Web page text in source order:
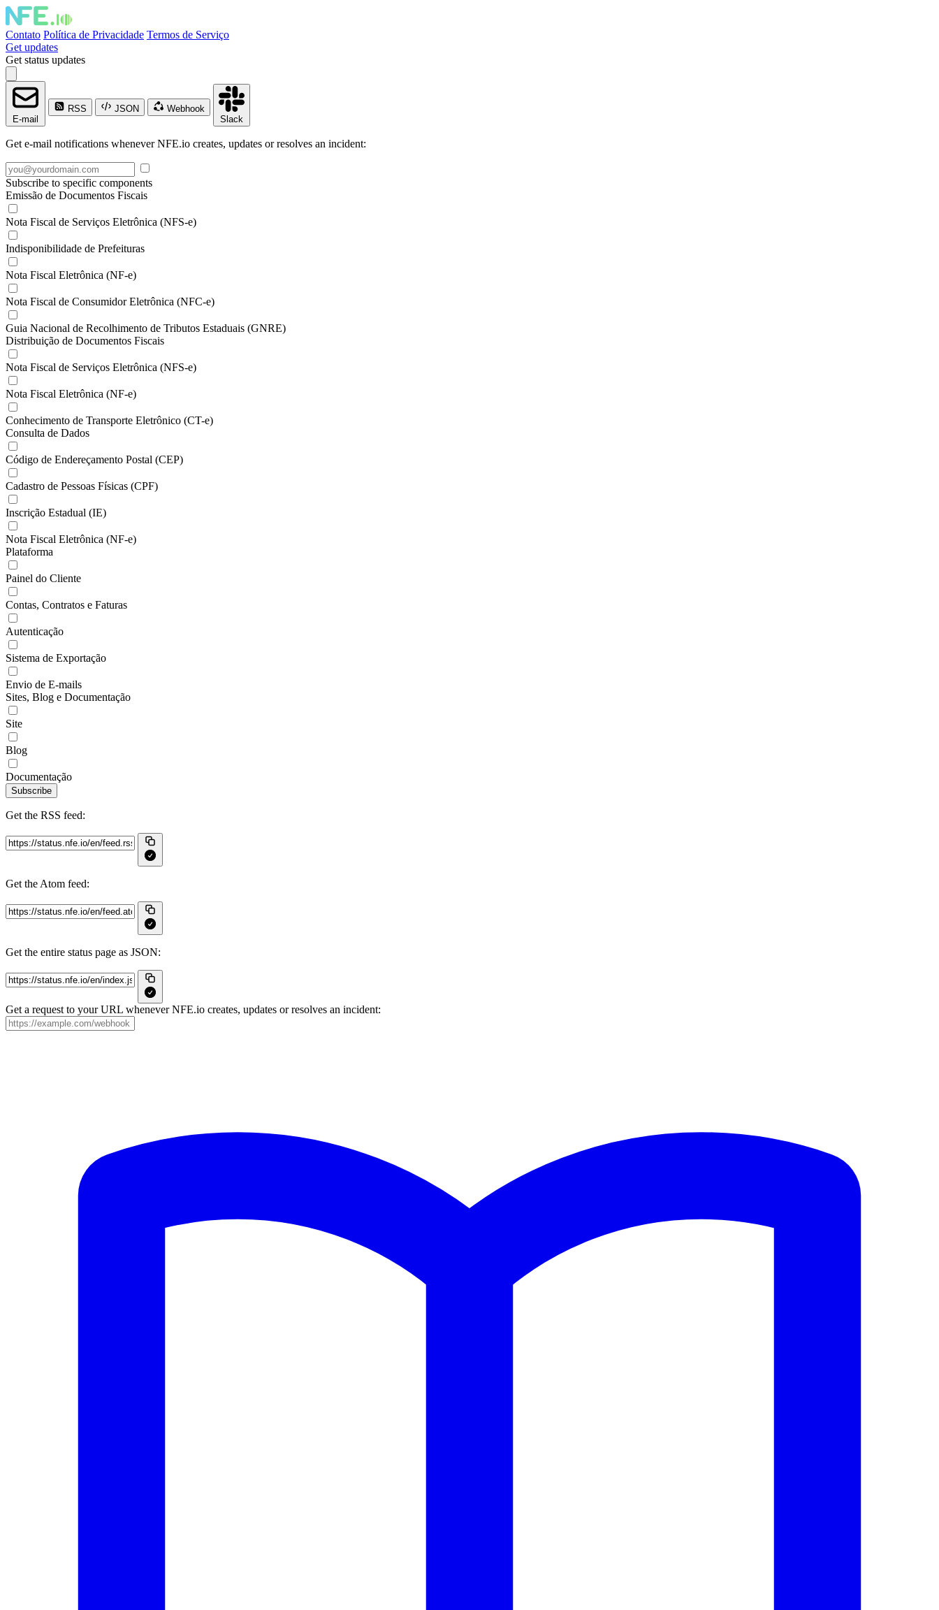
Contato Política de Privacidade Termos de Serviço
Get updates
Get status updates
E-mail
RSS JSON
Webhook
Slack
Get e-mail notifications whenever NFE.io creates, updates or resolves an incident:
Subscribe to specific components
Emissão de Documentos Fiscais
Nota Fiscal de Serviços Eletrônica (NFS-e)
Indisponibilidade de Prefeituras
Nota Fiscal Eletrônica (NF-e)
Nota Fiscal de Consumidor Eletrônica (NFC-e)
Guia Nacional de Recolhimento de Tributos Estaduais (GNRE)
Distribuição de Documentos Fiscais
Nota Fiscal de Serviços Eletrônica (NFS-e)
Nota Fiscal Eletrônica (NF-e)
Conhecimento de Transporte Eletrônico (CT-e)
Consulta de Dados
Código de Endereçamento Postal (CEP)
Cadastro de Pessoas Físicas (CPF)
Inscrição Estadual (IE)
Nota Fiscal Eletrônica (NF-e)
Plataforma
Painel do Cliente
Contas, Contratos e Faturas
Autenticação
Sistema de Exportação
Envio de E-mails
Sites, Blog e Documentação
Site
Blog
Documentação
Subscribe
Get the RSS feed:
Get the Atom feed:
Get the entire status page as JSON:
Get a request to your URL whenever NFE.io creates, updates or resolves an incident: